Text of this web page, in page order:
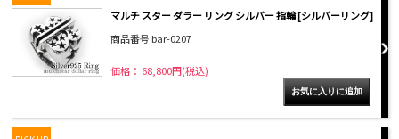
マルチ スター ダラー リング シルバー 指輪 [シルバーリング]
商品番号 bar-0207
価格： 68,800円(税込)